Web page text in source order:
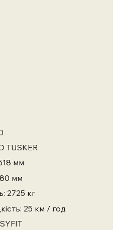
TUSKER
мм
мм
2725 кг
25 км / год